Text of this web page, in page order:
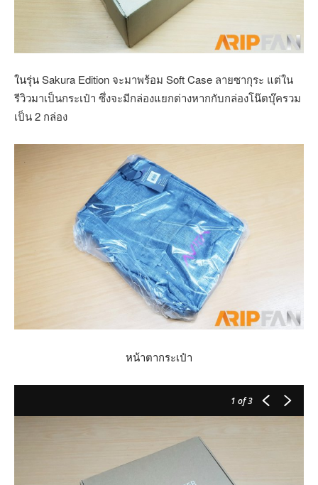
ในรุ่นSakura Edition จะมาพร้อม Soft Case ลายซากุระ แต่ใน
รีวิวมาเป็นกระเป๋า ซึ่งจะมีกล่องแยกต่างหากกับกล่องโน๊ตบุ๊ครวม
เป็น 2 กล่อง
หน้าตากระเป๋า
1 of 3